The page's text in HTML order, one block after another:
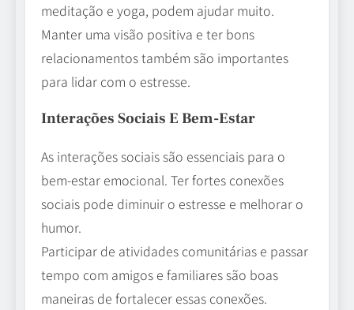
meditação e yoga, podem ajudar muito.
Manter uma visão positiva e ter bons
relacionamentos também são importantes
para lidar com o estresse.
Interações Sociais E Bem-Estar
As interações sociais são essenciais para o
bem-estar emocional. Ter fortes conexões
sociais pode diminuir o estresse e melhorar o
humor.
Participar de atividades comunitárias e passar
tempo com amigos e familiares são boas
maneiras de fortalecer essas conexões.